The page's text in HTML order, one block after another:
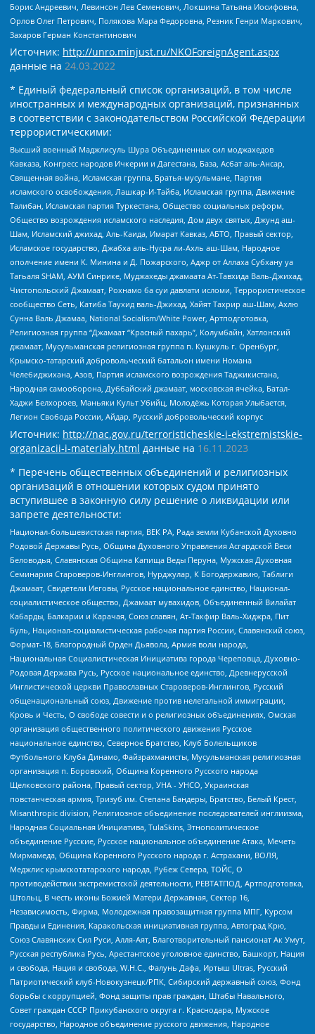
Борис Андреевич, Левинсон Лев Семенович, Локшина Татьяна Иосифовна,
Орлов Олег Петрович, Полякова Мара Федоровна, Резник Генри Маркович,
Захаров Герман Константинович
Источник: http://unro.minjust.ru/NKOForeignAgent.aspx
данные на 24.03.2022
* Единый федеральный список организаций, в том числе
иностранных и международных организаций, признанных
в соответствии с законодательством Российской Федерации
террористическими:
Высший военный Маджлисуль Шура Объединенных сил моджахедов
Кавказа, Конгресс народов Ичкерии и Дагестана, База, Асбат аль-Ансар,
Священная война, Исламская группа, Братья-мусульмане, Партия
исламского освобождения, Лашкар-И-Тайба, Исламская группа, Движение
Талибан, Исламская партия Туркестана, Общество социальных реформ,
Общество возрождения исламского наследия, Дом двух святых, Джунд аш-
Шам, Исламский джихад, Аль-Каида, Имарат Кавказ, АБТО, Правый сектор,
Исламское государство, Джабха аль-Нусра ли-Ахль аш-Шам, Народное
ополчение имени К. Минина и Д. Пожарского, Аджр от Аллаха Субхану уа
Тагьаля SHAM, АУМ Синрике, Муджахеды джамаата Ат-Тавхида Валь-Джихад,
Чистопольский Джамаат, Рохнамо ба суи давлати исломи, Террористическое
сообщество Сеть, Катиба Таухид валь-Джихад, Хайят Тахрир аш-Шам, Ахлю
Сунна Валь Джамаа, National Socialism/White Power, Артподготовка,
Религиозная группа “Джамаат “Красный пахарь”, Колумбайн, Хатлонский
джамаат, Мусульманская религиозная группа п. Кушкуль г. Оренбург,
Крымско-татарский добровольческий батальон имени Номана
Челебиджихана, Азов, Партия исламского возрождения Таджикистана,
Народная самооборона, Дуббайский джамаат, московская ячейка, Батал-
Хаджи Белхороев, Маньяки Культ Убийц, Молодёжь Которая Улыбается,
Легион Свобода России, Айдар, Русский добровольческий корпус
Источник: http://nac.gov.ru/terroristicheskie-i-ekstremistskie-
organizacii-i-materialy.html данные на 16.11.2023
* Перечень общественных объединений и религиозных
организаций в отношении которых судом принято
вступившее в законную силу решение о ликвидации или
запрете деятельности:
Национал-большевистская партия, ВЕК РА, Рада земли Кубанской Духовно
Родовой Державы Русь, Община Духовного Управления Асгардской Веси
Беловодья, Славянская Община Капища Веды Перуна, Мужская Духовная
Семинария Староверов-Инглингов, Нурджулар, К Богодержавию, Таблиги
Джамаат, Свидетели Иеговы, Русское национальное единство, Национал-
социалистическое общество, Джамаат мувахидов, Объединенный Вилайат
Кабарды, Балкарии и Карачая, Союз славян, Ат-Такфир Валь-Хиджра, Пит
Буль, Национал-социалистическая рабочая партия России, Славянский союз,
Формат-18, Благородный Орден Дьявола, Армия воли народа,
Национальная Социалистическая Инициатива города Череповца, Духовно-
Родовая Держава Русь, Русское национальное единство, Древнерусской
Инглистической церкви Православных Староверов-Инглингов, Русский
общенациональный союз, Движение против нелегальной иммиграции,
Кровь и Честь, О свободе совести и о религиозных объединениях, Омская
организация общественного политического движения Русское
национальное единство, Северное Братство, Клуб Болельщиков
Футбольного Клуба Динамо, Файзрахманисты, Мусульманская религиозная
организация п. Боровский, Община Коренного Русского народа
Щелковского района, Правый сектор, УНА - УНСО, Украинская
повстанческая армия, Тризуб им. Степана Бандеры, Братство, Белый Крест,
Misanthropic division, Религиозное объединение последователей инглиизма,
Народная Социальная Инициатива, TulaSkins, Этнополитическое
объединение Русские, Русское национальное объединение Атака, Мечеть
Мирмамеда, Община Коренного Русского народа г. Астрахани, ВОЛЯ,
Меджлис крымскотатарского народа, Рубеж Севера, ТОЙС, О
противодействии экстремистской деятельности, РЕВТАТПОД, Артподготовка,
Штольц, В честь иконы Божией Матери Державная, Сектор 16,
Независимость, Фирма, Молодежная правозащитная группа МПГ, Курсом
Правды и Единения, Каракольская инициативная группа, Автоград Крю,
Союз Славянских Сил Руси, Алля-Аят, Благотворительный пансионат Ак Умут,
Русская республика Русь, Арестантское уголовное единство, Башкорт, Нация
и свобода, Нация и свобода, W.H.С., Фалунь Дафа, Иртыш Ultras, Русский
Патриотический клуб-Новокузнецк/РПК, Сибирский державный союз, Фонд
борьбы с коррупцией, Фонд защиты прав граждан, Штабы Навального,
Совет граждан СССР Прикубанского округа г. Краснодара, Мужское
государство, Народное объединение русского движения, Народное